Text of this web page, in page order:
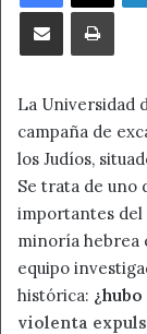
Compartir por correo electrónico
La Universidad
campaña de
los Judíos,
Se trata de uno
importantes del
minoría hebrea
equipo
histórica:
violenta